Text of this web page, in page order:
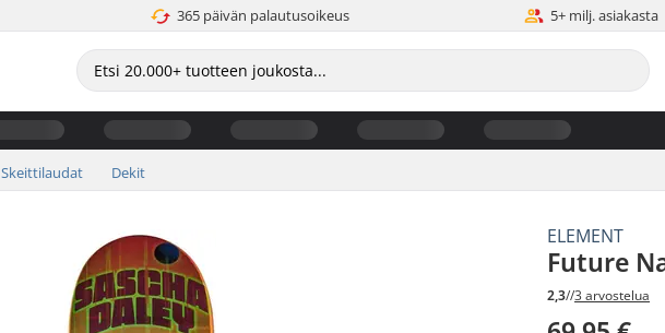
365 päivän palautusoikeus 5+ milj. asiakasta
Skeittilaudat Dekit
ELEMENT
Future
2,3//3 arvostelua